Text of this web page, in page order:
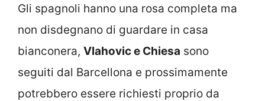
Gli spagnoli hanno una rosa completa ma
non disdegnano di guardare in casa
bianconera, Vlahovic e Chiesa sono
seguiti dal Barcellona e prossimamente
potrebbero essere richiesti proprio da